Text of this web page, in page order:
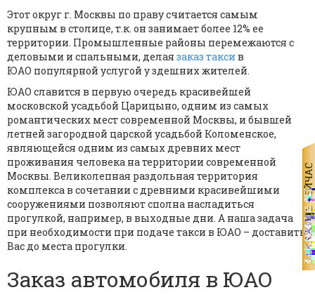
Этот округ г. Москвы по праву считается самым
крупным в столице, т.к. он занимает более 12% ее
территории. Промышленные районы перемежаются с
деловыми и спальными, делая заказ такси в
ЮАО популярной услугой у здешних жителей.
ЮАО славится в первую очередь красивейшей
московской усадьбой Царицыно, одним из самых
романтических мест современной Москвы, и бывшей
летней загородной царской усадьбой Коломенское,
являющейся одним из самых древних мест
проживания человека на территории современной
Москвы. Великолепная раздольная территория
комплекса в сочетании с древними красивейшими
сооружениями позволяют сполна насладиться
прогулкой, например, в выходные дни. А наша задача
при необходимости при подаче такси в ЮАО – доставить
Вас до места прогулки.
Заказ автомобиля в ЮАО